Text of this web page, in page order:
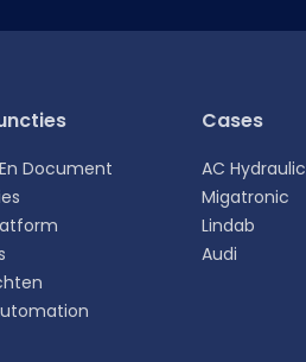
Document
Cases
AC Hydraulic
Migatronic
Lindab
Audi